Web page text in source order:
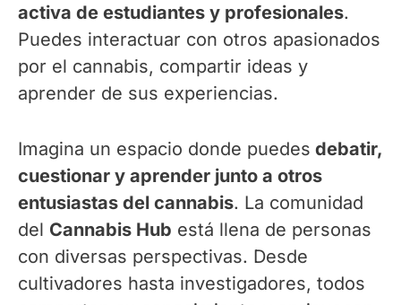
activa de estudiantes y profesionales.
Puedes interactuar con otros apasionados
por el cannabis, compartir ideas y
aprender de sus experiencias.
Imagina un espacio donde puedes debatir,
cuestionar y aprender junto a otros
entusiastas del cannabis. La comunidad
del Cannabis Hub está llena de personas
con diversas perspectivas. Desde
cultivadores hasta investigadores, todos